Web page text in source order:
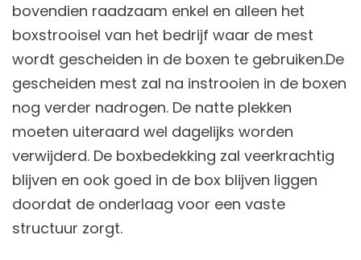
bovendien raadzaam enkel en alleen het
boxstrooisel van het bedrijf waar de mest
wordt gescheiden in de boxen te gebruiken.De
gescheiden mest zal na instrooien in de boxen
nog verder nadrogen. De natte plekken
moeten uiteraard wel dagelijks worden
verwijderd. De boxbedekking zal veerkrachtig
blijven en ook goed in de box blijven liggen
doordat de onderlaag voor een vaste
structuur zorgt.